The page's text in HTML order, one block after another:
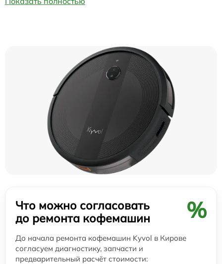
Что можно согласовать
до ремонта кофемашин
%
До начала ремонта кофемашин Kyvol в Кирове
согласуем диагностику, запчасти и
предварительный расчёт стоимости: